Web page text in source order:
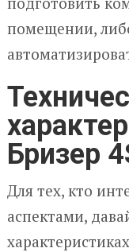
помещении,
Бризер
Для тех, кто
аспектами,